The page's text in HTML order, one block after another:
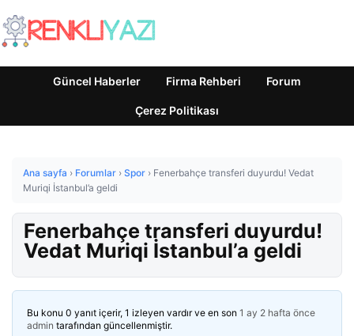
Güncel Haberler Firma Rehberi Forum
Çerez Politikası
Ana sayfa › Forumlar › Spor › Fenerbahçe transferi duyurdu! Vedat
Muriqi İstanbul’a geldi
Fenerbahçe transferi duyurdu!
Vedat Muriqi İstanbul’a geldi
Bu konu 0 yanıt içerir, 1 izleyen vardır ve en son 1 ay 2 hafta önce
admin tarafından güncellenmiştir.